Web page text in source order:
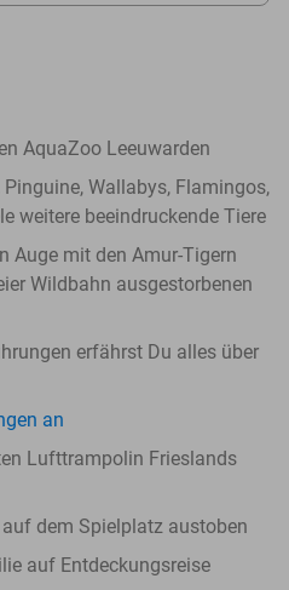
AquaZoo Leeuwarden
Wallabys, Flamingos,
weitere beeindruckende Tiere
Auge mit den Amur-Tigern
Wildbahn ausgestorbenen
erfährst Du alles über
an
Lufttrampolin Frieslands
dem Spielplatz austoben
auf Entdeckungsreise